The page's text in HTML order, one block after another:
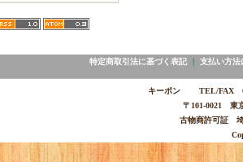
特定商取引法に基づく表記｜ 支払い方法
キーポン TEL/FAX
〒101-0021 東
古物商許可証